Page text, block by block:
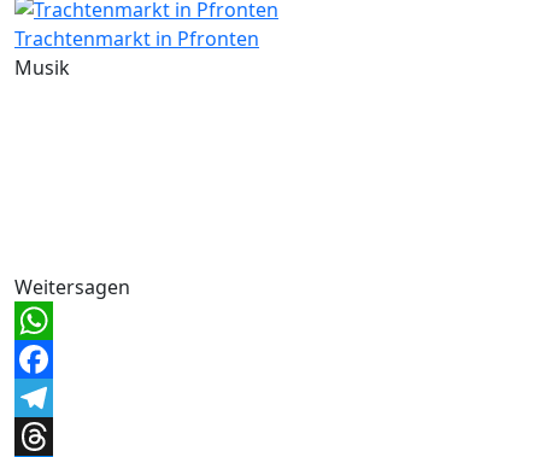
Trachtenmarkt in Pfronten
Musik
Weitersagen
WhatsApp
Facebook
Telegram